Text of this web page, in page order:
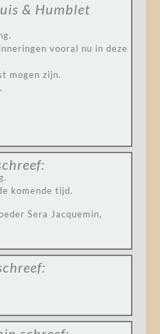
& Humblet
vooral nu in deze
mogen zijn.
komende tijd.
Sera Jacquemin,